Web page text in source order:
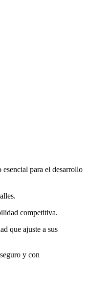
para el desarrollo
competitiva.
que ajuste a sus
y con